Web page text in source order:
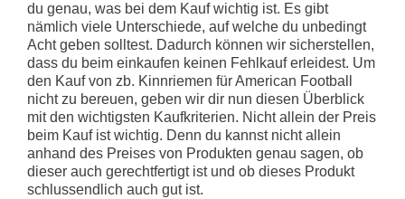
du genau, was bei dem Kauf wichtig ist. Es gibt
nämlich viele Unterschiede, auf welche du unbedingt
Acht geben solltest. Dadurch können wir sicherstellen,
dass du beim einkaufen keinen Fehlkauf erleidest. Um
den Kauf von zb. Kinnriemen für American Football
nicht zu bereuen, geben wir dir nun diesen Überblick
mit den wichtigsten Kaufkriterien. Nicht allein der Preis
beim Kauf ist wichtig. Denn du kannst nicht allein
anhand des Preises von Produkten genau sagen, ob
dieser auch gerechtfertigt ist und ob dieses Produkt
schlussendlich auch gut ist.